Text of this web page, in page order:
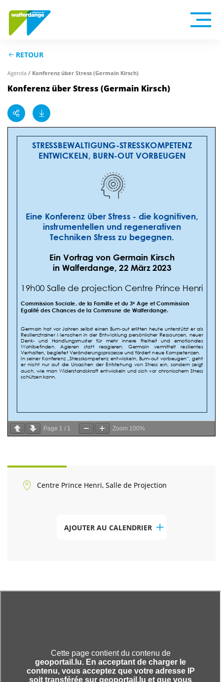
RETOUR
Agenda / Konferenz über Stress (Germain Kirsch)
Konferenz über Stress (Germain Kirsch)
Page 1 / 1 Zoom 100%
Centre Prince Henri, Salle de Projection
AJOUTER AU CALENDRIER